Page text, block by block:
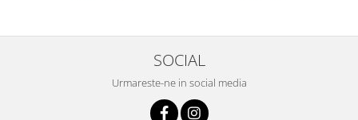
SOCIAL
Urmareste-ne in social media